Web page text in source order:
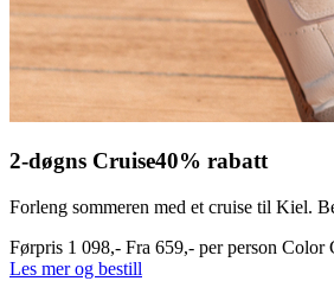
2-døgns Cruise40% rabatt
Forleng sommeren med et cruise til Kiel.
Førpris 1 098,- Fra 659,- per person Color
Les mer og bestill